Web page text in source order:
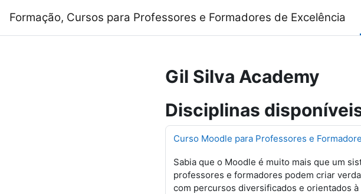
Formação, Cursos para Professores e Formadores de Excelência
Gil Silva Academy
Disciplinas
Curso Moodle para Professores e
Sabia que o Moodle é muito mais que um
professores e formadores podem criar
com percursos diversificados e orientados